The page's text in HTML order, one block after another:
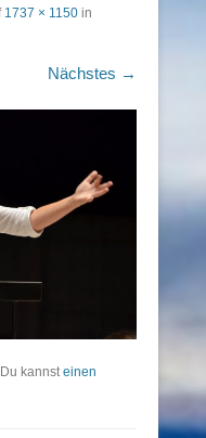
1737 × 1150 in
Nächstes →
kannst einen